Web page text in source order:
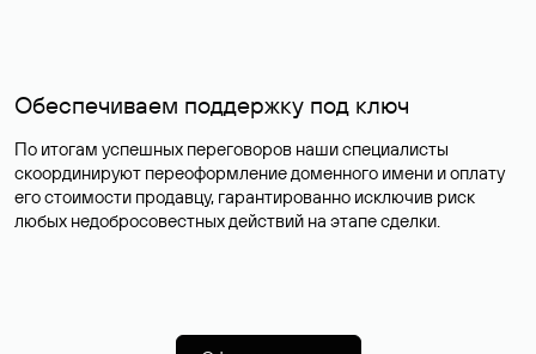
Обеспечиваем поддержку под ключ
По итогам успешных переговоров наши специалисты
скоординируют переоформление доменного имени и оплату
его стоимости продавцу, гарантированно исключив риск
любых недобросовестных действий на этапе сделки.